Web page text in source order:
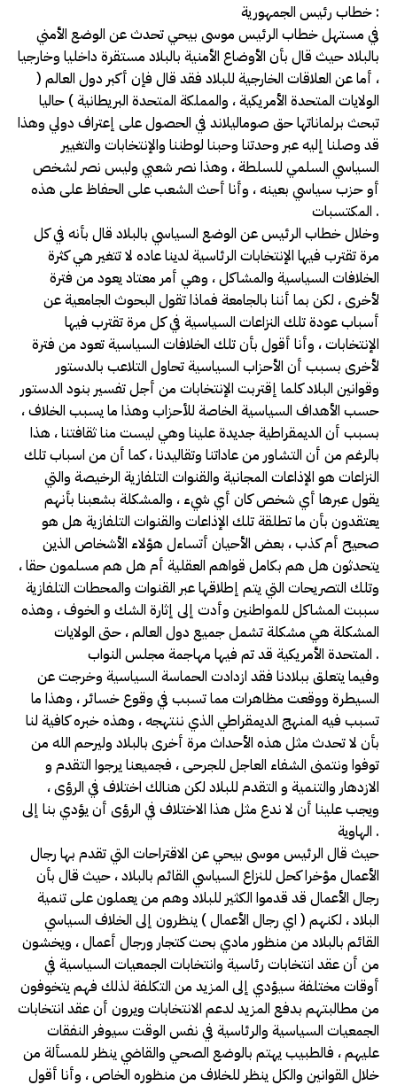
خطاب رئيس الجمهورية :
في مستهل خطاب الرئيس موسى بيحي تحدث عن الوضع الأمني
بالبلاد حيث قال بأن الأوضاع الأمنية بالبلاد مستقرة داخليا وخارجيا
، أما عن العلاقات الخارجية للبلاد فقد قال فإن أكبر دول العالم (
الولايات المتحدة الأمريكية ، والمملكة المتحدة البريطانية ) حاليا
تبحث برلماناتها حق صوماليلاند في الحصول على إعتراف دولي وهذا
قد وصلنا إليه عبر وحدتنا وحبنا لوطننا والإنتخابات والتغيير
السياسي السلمي للسلطة ، وهذا نصر شعبي وليس نصر لشخص
أو حزب سياسي بعينه ، وأنا أحث الشعب على الحفاظ على هذه
المكتسبات .
وخلال خطاب الرئيس عن الوضع السياسي بالبلاد قال بأنه في كل
مرة تقترب فيها الإنتخابات الرئاسية لدينا عاده لا تتغير هي كثرة
الخلافات السياسية والمشاكل ، وهي أمر معتاد يعود من فترة
لأخرى ، لكن بما أننا بالجامعة فماذا تقول البحوث الجامعية عن
أسباب عودة تلك النزاعات السياسية في كل مرة تقترب فيها
الإنتخابات ، وأنا أقول بأن تلك الخلافات السياسية تعود من فترة
لأخرى بسبب أن الأحزاب السياسية تحاول التلاعب بالدستور
وقوانين البلاد كلما إقتربت الإنتخابات من أجل تفسير بنود الدستور
حسب الأهداف السياسية الخاصة للأحزاب وهذا ما يسبب الخلاف ،
بسبب أن الديمقراطية جديدة علينا وهي ليست منا ثقافتنا ، هذا
بالرغم من أن التشاور من عاداتنا وتقاليدنا ، كما أن من اسباب تلك
النزاعات هو الإذاعات المجانية والقنوات التلفازية الرخيصة والتي
يقول عبرها أي شخص كان أي شيء ، والمشكلة بشعبنا بأنهم
يعتقدون بأن ما تطلقة تلك الإذاعات والقنوات التلفازية هل هو
صحيح أم كذب ، بعض الأحيان أتساءل هؤلاء الأشخاص الذين
يتحدثون هل هم بكامل قواهم العقلية أم هل هم مسلمون حقا ،
وتلك التصريحات التي يتم إطلاقها عبر القنوات والمحطات التلفازية
سببت المشاكل للمواطنين وأدت إلى إثارة الشك و الخوف ، وهذه
المشكلة هي مشكلة تشمل جميع دول العالم ، حتى الولايات
المتحدة الأمريكية قد تم فيها مهاجمة مجلس النواب .
وفيما يتعلق ببلادنا فقد ازدادت الحماسة السياسية وخرجت عن
السيطرة ووقعت مظاهرات مما تسبب في وقوع خسائر ، وهذا ما
تسبب فيه المنهج الديمقراطي الذي ننتهجه ، وهذه خبره كافية لنا
بأن لا تحدث مثل هذه الأحداث مرة أخرى بالبلاد وليرحم الله من
توفوا ونتمنى الشفاء العاجل للجرحى ، فجميعنا يرجوا التقدم و
الازدهار والتنمية و التقدم للبلاد لكن هنالك اختلاف في الرؤى ،
ويجب علينا أن لا ندع مثل هذا الاختلاف في الرؤى أن يؤدي بنا إلى
الهاوية .
حيث قال الرئيس موسى بيحي عن الاقتراحات التي تقدم بها رجال
الأعمال مؤخرا كحل للنزاع السياسي القائم بالبلاد ، حيث قال بأن
رجال الأعمال قد قدموا الكثير للبلاد وهم من يعملون على تنمية
البلاد ، لكنهم ( اي رجال الأعمال ) ينظرون إلى الخلاف السياسي
القائم بالبلاد من منظور مادي بحت كتجار ورجال أعمال ، ويخشون
من أن عقد انتخابات رئاسية وانتخابات الجمعيات السياسية في
أوقات مختلفة سيؤدي إلى المزيد من التكلفة لذلك فهم يتخوفون
من مطالبتهم بدفع المزيد لدعم الانتخابات ويرون أن عقد انتخابات
الجمعيات السياسية والرئاسية في نفس الوقت سيوفر النفقات
عليهم ، فالطبيب يهتم بالوضع الصحي والقاضي ينظر للمسألة من
خلال القوانين والكل ينظر للخلاف من منظوره الخاص ، وأنا أقول